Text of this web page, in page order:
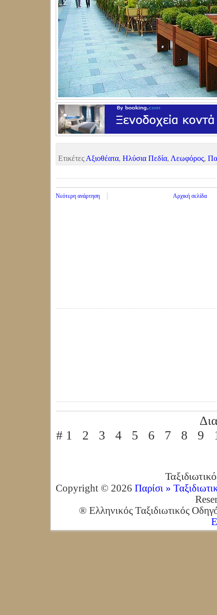
Ετικέτες Αξιοθέατα, Ηλύσια Πεδία, Λεωφόρος,
Νεότερη ανάρτηση Αρχική σελίδα
# 1 2 3 4 5 6 7 8 9
Copyright © 2026 Παρίσι »
® Ελληνικός Ταξιδιωτικός